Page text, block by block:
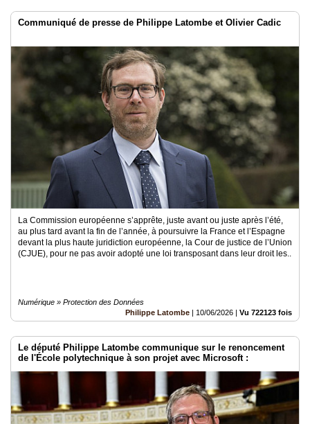
Communiqué de presse de Philippe Latombe et Olivier Cadic
La Commission européenne s’apprête, juste avant ou juste après l’été,
au plus tard avant la fin de l’année, à poursuivre la France et l’Espagne
devant la plus haute juridiction européenne, la Cour de justice de l’Union
(CJUE), pour ne pas avoir adopté une loi transposant dans leur droit les..
Numérique » Protection des Données
Philippe Latombe | 10/06/2026 | Vu 722123 fois
Le député Philippe Latombe communique sur le renoncement
de l'École polytechnique à son projet avec Microsoft :